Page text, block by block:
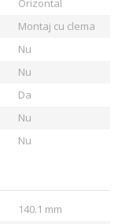
Orizontal
Montaj cu clema
Nu
Nu
Da
Nu
Nu
140.1 mm